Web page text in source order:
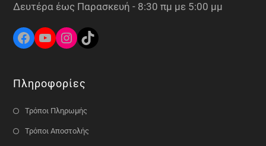
Δευτέρα έως Παρασκευή - 8:30 πμ με 5:00 μμ
Πληροφορίες
Τρόποι Πληρωμής
Τρόποι Αποστολής